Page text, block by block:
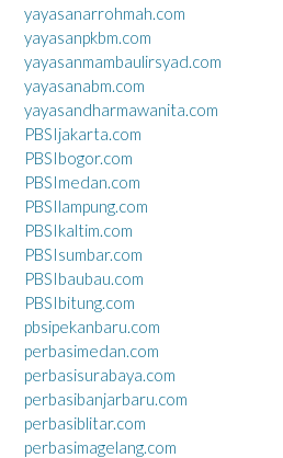
yayasanarrohmah.com
yayasanpkbm.com
yayasanmambaulirsyad.com
yayasanabm.com
yayasandharmawanita.com
PBSIjakarta.com
PBSIbogor.com
PBSImedan.com
PBSIlampung.com
PBSIkaltim.com
PBSIsumbar.com
PBSIbaubau.com
PBSIbitung.com
pbsipekanbaru.com
perbasimedan.com
perbasisurabaya.com
perbasibanjarbaru.com
perbasiblitar.com
perbasimagelang.com